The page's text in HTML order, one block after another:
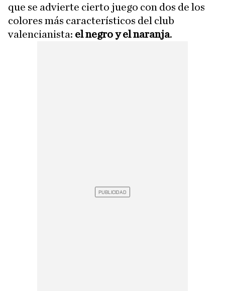
que se advierte cierto juego con dos de los
colores más característicos del club
valencianista: el negro y el naranja.